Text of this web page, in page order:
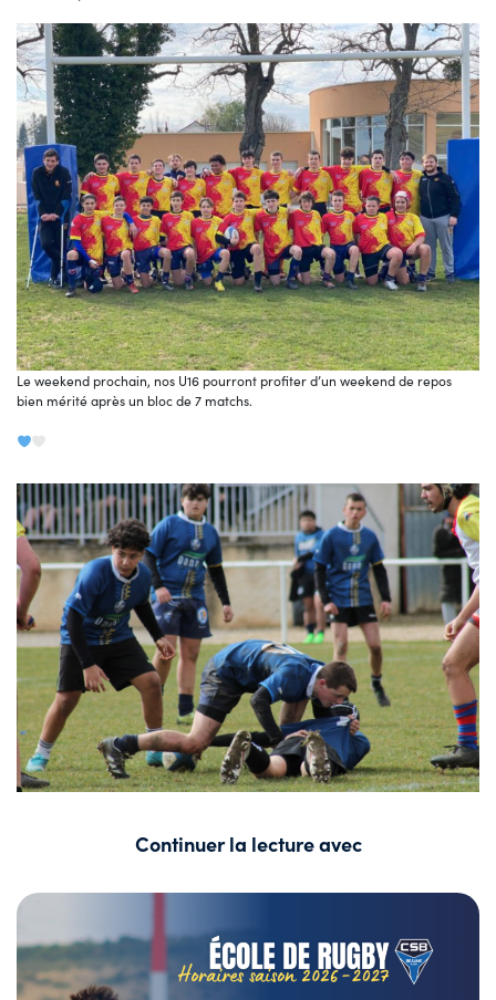
Le weekend prochain, nos U16 pourront profiter d’un weekend de repos
bien mérité après un bloc de 7 matchs.
Continuer la lecture avec